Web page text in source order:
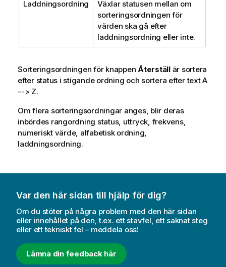
Laddningsordning
Växlar statusen mellan om
sorteringsordningen för
värden ska gå efter
laddningsordning eller inte.
Sorteringsordningen för knappen Återställär sortera
efter status i stigande ordning och sortera efter text A
--> Z.
Om flera sorteringsordningar anges, blir deras
inbördes rangordning status, uttryck, frekvens,
numeriskt värde, alfabetisk ordning,
laddningsordning.
Var den här sidan till hjälp för dig?
Om du stöter på några problem med den här sidan
eller innehållet på den, t.ex. ett stavfel, ett saknat steg
eller ett tekniskt fel – meddela oss!
Lämna din feedback här